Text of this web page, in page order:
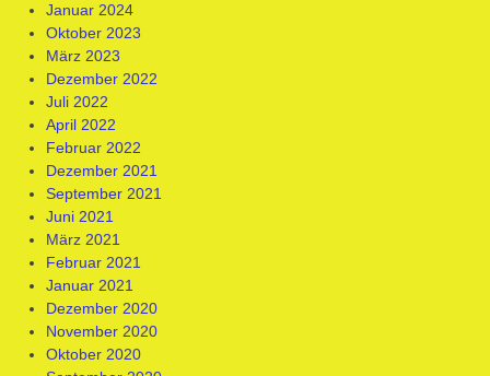
Januar 2024
Oktober 2023
März 2023
Dezember 2022
Juli 2022
April 2022
Februar 2022
Dezember 2021
September 2021
Juni 2021
März 2021
Februar 2021
Januar 2021
Dezember 2020
November 2020
Oktober 2020